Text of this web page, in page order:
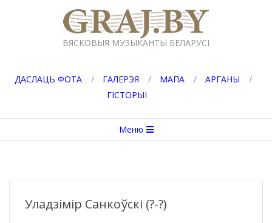
GRAJ.BY
ВЯСКОВЫЯ МУЗЫКАНТЫ БЕЛАРУСІ
ДАСЛАЦЬ ФОТА ГАЛЕРЭЯ МАПА
АРГАНЫ
ГІСТОРЫІ
меню
Меню
Уладзімір Санкоўскі (?-?)